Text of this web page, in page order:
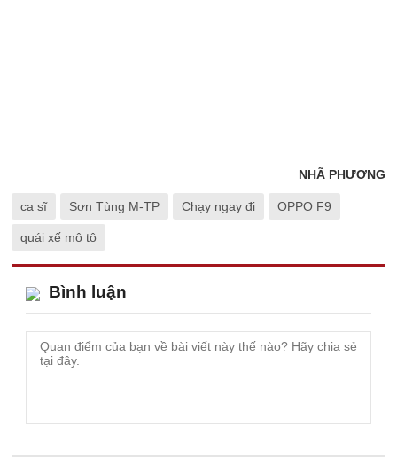
NHÃ PHƯƠNG
ca sĩ Sơn Tùng M-TP Chạy ngay đi OPPO F9
quái xế mô tô
Bình luận